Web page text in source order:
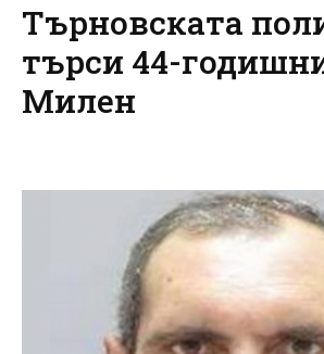
Търновската
търси 44-
Милен